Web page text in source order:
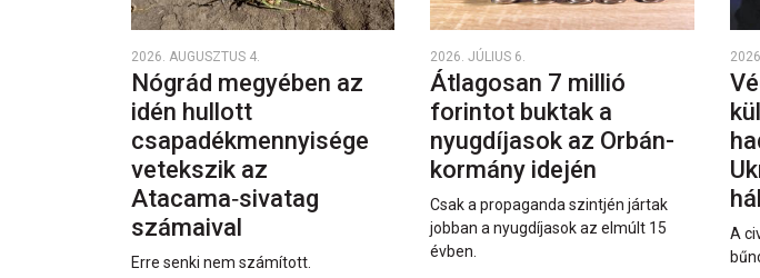
2026. AUGUSZTUS 4.
Nógrád megyében az
idén hullott
csapadékmennyisége
vetekszik az
Atacama‑sivatag
számaival
Erre senki nem számított.
2026. JÚLIUS 6.
Átlagosan 7 millió
forintot buktak a
nyugdíjasok az Orbán-
kormány idején
Csak a propaganda szintjén jártak
jobban a nyugdíjasok az elmúlt 15
évben.
A